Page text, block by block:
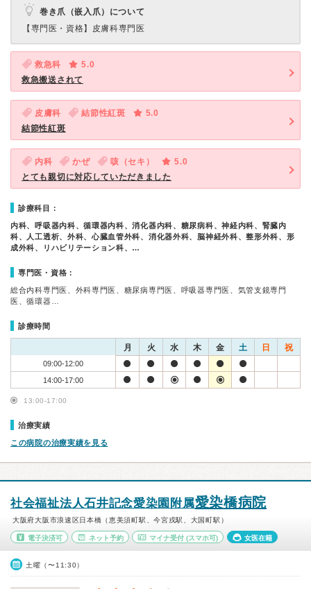
巻き爪（嵌入爪）について
【専門医・資格】 皮膚科専門医
救急科
5.0
救急搬送されて
皮膚科 結節性紅斑
5.0
結節性紅斑
内科 かぜ 咳（セキ）
5.0
とても親切に対応していただきました
診療科目：
内科、呼吸器内科、循環器内科、消化器内科、糖尿病科、神経内科、腎臓内
科、人工透析、外科、心臓血管外科、消化器外科、脳神経外科、整形外科、形
成外科、リハビリテーション科、…
専門医・資格：
総合内科専門医、外科専門医、糖尿病専門医、呼吸器専門医、気管支鏡専門
医、循環器…
診療時間
月 火 水 木 金 土 日 祝
09:00-12:00
14:00-17:00
13:00-17:00
治療実績
この病院の治療実績を見る
社会福祉法人石井記念愛染園附属愛染橋病院
大阪府大阪市浪速区日本橋（恵美須町駅、今宮戎駅、大国町駅）
電子決済可 ネット予約 マイナ受付 (スマホ可) 女医在籍
土曜（〜11:30）